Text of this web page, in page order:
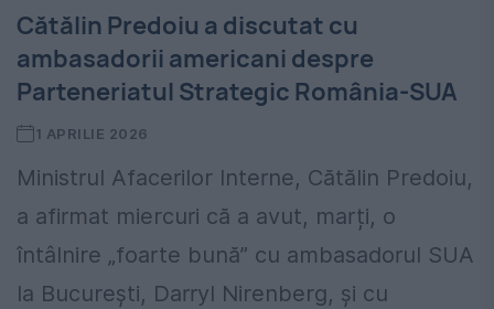
Cătălin Predoiu a discutat cu
ambasadorii americani despre
Parteneriatul Strategic România-SUA
1 APRILIE 2026
Ministrul Afacerilor Interne, Cătălin Predoiu,
a afirmat miercuri că a avut, marți, o
întâlnire „foarte bună” cu ambasadorul SUA
la București, Darryl Nirenberg, și cu